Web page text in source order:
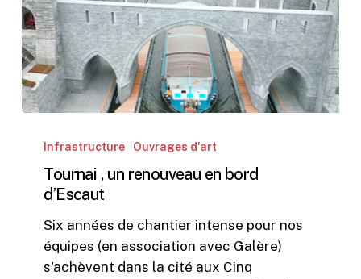
renouveau
bord
d’Escaut
Infrastructure Ouvrages d'art
Tournai , un renouveau en bord
d’Escaut
Six années de chantier intense pour nos
équipes (en association avec Galère)
s'achèvent dans la cité aux Cinq